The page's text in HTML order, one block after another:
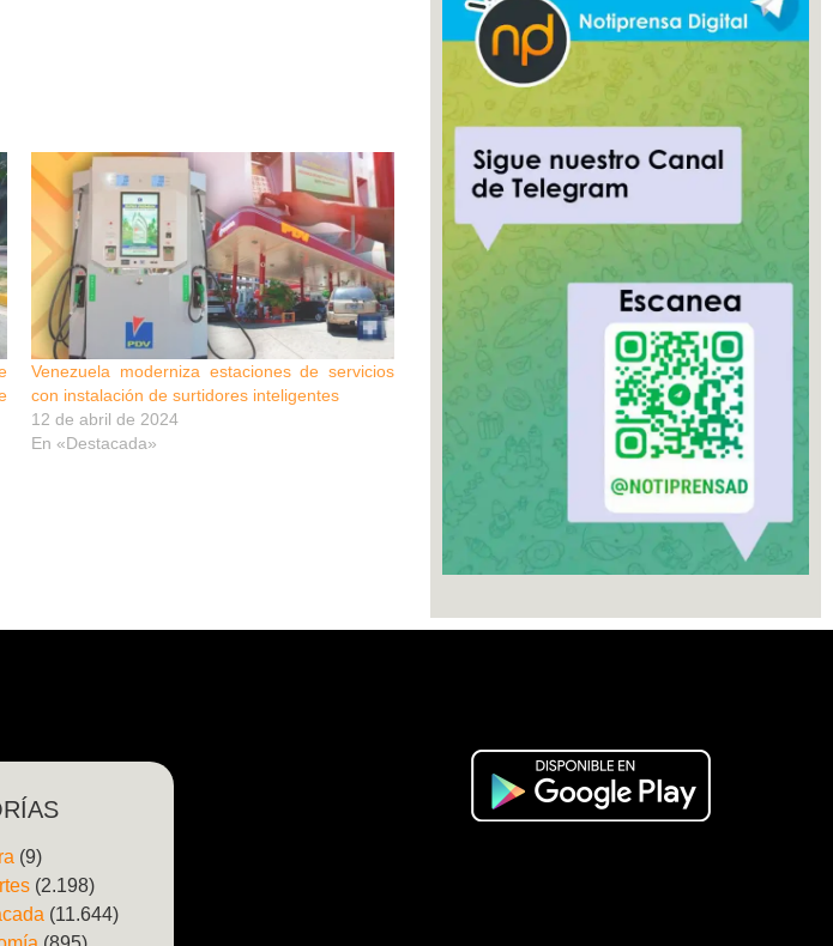
Venezuela moderniza estaciones de servicios
con instalación de surtidores inteligentes
12 de abril de 2024
En «Destacada»
(9)
(2.198)
(11.644)